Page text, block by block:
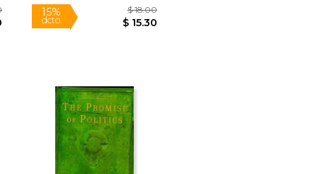
$ 26.00
$ 22.10
15%
dcto.